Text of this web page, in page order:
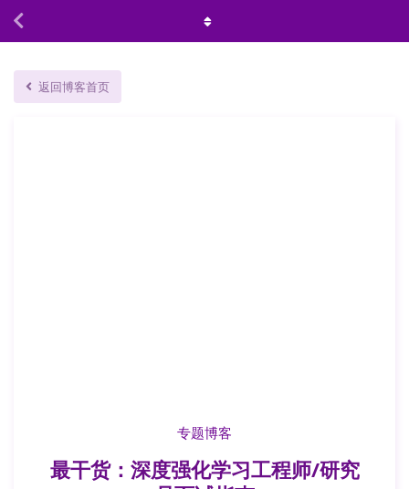
返回博客首页
专题博客
最干货：深度强化学习工程师/研究